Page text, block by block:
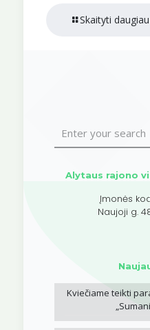
Skaityti daugiau
Alytaus rajono
Įmonės
Naujoji g.
Kviečiame teikti